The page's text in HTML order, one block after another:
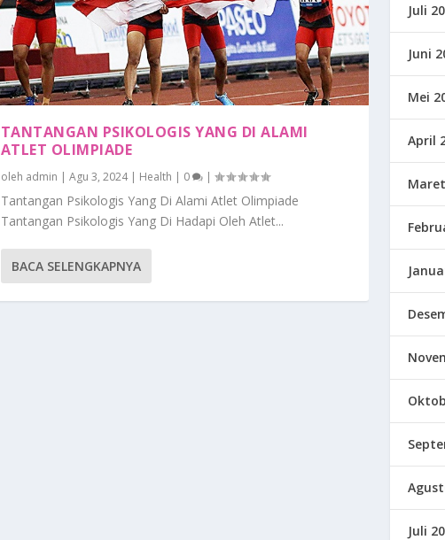
TANTANGAN PSIKOLOGIS YANG DI ALAMI
ATLET OLIMPIADE
oleh admin | Agu 3, 2024| Health | 0 |
Tantangan Psikologis Yang Di Alami Atlet Olimpiade
Tantangan Psikologis Yang Di Hadapi Oleh Atlet...
BACA SELENGKAPNYA
Juli
Juni
Mei
April
Juli